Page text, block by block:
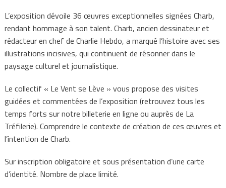
L’exposition dévoile 36 œuvres exceptionnelles signées Charb,
rendant hommage à son talent. Charb, ancien dessinateur et
rédacteur en chef de Charlie Hebdo, a marqué l’histoire avec ses
illustrations incisives, qui continuent de résonner dans le
paysage culturel et journalistique.
Le collectif « Le Vent se Lève » vous propose des visites
guidées et commentées de l’exposition (retrouvez tous les
temps forts sur notre billeterie en ligne ou auprès de La
Tréfilerie). Comprendre le contexte de création de ces œuvres et
l’intention de Charb.
Sur inscription obligatoire et sous présentation d’une carte
d’identité. Nombre de place limité.